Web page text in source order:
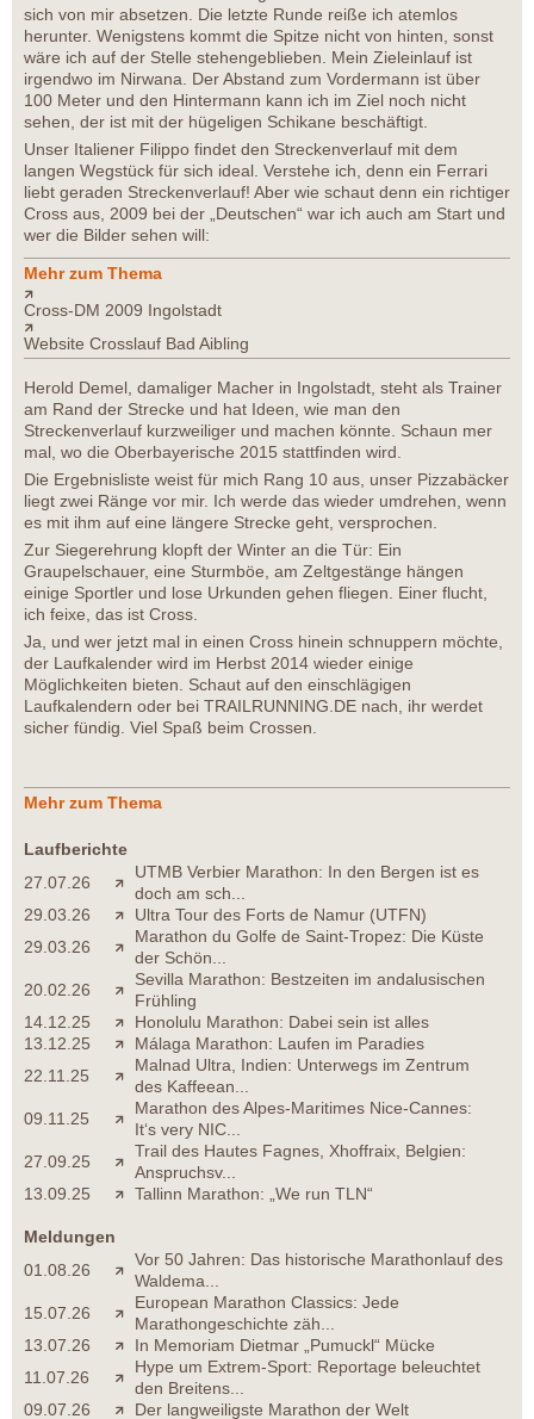
sich von mir absetzen. Die letzte Runde reiße ich atemlos
herunter. Wenigstens kommt die Spitze nicht von hinten, sonst
wäre ich auf der Stelle stehengeblieben. Mein Zieleinlauf ist
irgendwo im Nirwana. Der Abstand zum Vordermann ist über
100 Meter und den Hintermann kann ich im Ziel noch nicht
sehen, der ist mit der hügeligen Schikane beschäftigt.
Unser Italiener Filippo findet den Streckenverlauf mit dem
langen Wegstück für sich ideal. Verstehe ich, denn ein Ferrari
liebt geraden Streckenverlauf! Aber wie schaut denn ein richtiger
Cross aus, 2009 bei der „Deutschen“ war ich auch am Start und
wer die Bilder sehen will:
Mehr zum Thema
Cross-DM 2009 Ingolstadt
Website Crosslauf Bad Aibling
Herold Demel, damaliger Macher in Ingolstadt, steht als Trainer
am Rand der Strecke und hat Ideen, wie man den
Streckenverlauf kurzweiliger und machen könnte. Schaun mer
mal, wo die Oberbayerische 2015 stattfinden wird.
Die Ergebnisliste weist für mich Rang 10 aus, unser Pizzabäcker
liegt zwei Ränge vor mir. Ich werde das wieder umdrehen, wenn
es mit ihm auf eine längere Strecke geht, versprochen.
Zur Siegerehrung klopft der Winter an die Tür: Ein
Graupelschauer, eine Sturmböe, am Zeltgestänge hängen
einige Sportler und lose Urkunden gehen fliegen. Einer flucht,
ich feixe, das ist Cross.
Ja, und wer jetzt mal in einen Cross hinein schnuppern möchte,
der Laufkalender wird im Herbst 2014 wieder einige
Möglichkeiten bieten. Schaut auf den einschlägigen
Laufkalendern oder bei TRAILRUNNING.DE nach, ihr werdet
sicher fündig. Viel Spaß beim Crossen.
Mehr zum Thema
Laufberichte
27.07.26
UTMB Verbier Marathon: In den Bergen ist es
doch am sch...
29.03.26
Ultra Tour des Forts de Namur (UTFN)
29.03.26
Marathon du Golfe de Saint-Tropez: Die Küste
der Schön...
20.02.26
Sevilla Marathon: Bestzeiten im andalusischen
Frühling
14.12.25
Honolulu Marathon: Dabei sein ist alles
13.12.25
Málaga Marathon: Laufen im Paradies
22.11.25
Malnad Ultra, Indien: Unterwegs im Zentrum
des Kaffeean...
09.11.25
Marathon des Alpes-Maritimes Nice-Cannes:
It‘s very NIC...
27.09.25
Trail des Hautes Fagnes, Xhoffraix, Belgien:
Anspruchsv...
13.09.25
Tallinn Marathon: „We run TLN“
Meldungen
01.08.26
Vor 50 Jahren: Das historische Marathonlauf des
Waldema...
15.07.26
European Marathon Classics: Jede
Marathongeschichte zäh...
13.07.26
In Memoriam Dietmar „Pumuckl“ Mücke
11.07.26
Hype um Extrem-Sport: Reportage beleuchtet
den Breitens...
09.07.26
Der langweiligste Marathon der Welt